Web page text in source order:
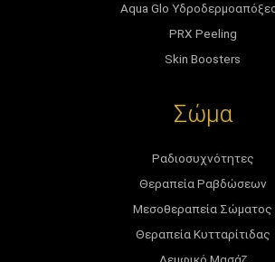
Aqua Glo
PRX Peeling
Skin Boosters
Σώμα
Ραδιοσυχνότητες
Θεραπεία Ραβδώσεων
Μεσοθεραπεία Σώματος
Θεραπεία Κυτταρίτιδας